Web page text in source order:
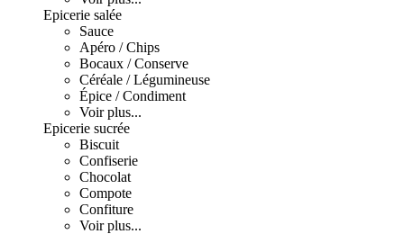
Epicerie salée
Sauce
Apéro / Chips
Bocaux / Conserve
Céréale / Légumineuse
Épice / Condiment
Voir plus...
Epicerie sucrée
Biscuit
Confiserie
Chocolat
Compote
Confiture
Voir plus...